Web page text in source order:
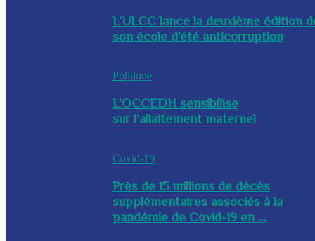
L’ULCC lance la deuxième édition
son école d’été anticorruption
Politique
L’OCCEDH sensibilise
sur l’allaitement maternel
Covid-19
Près de 15 millions de décès
supplémentaires associés à la
pandémie de Covid-19 en ...